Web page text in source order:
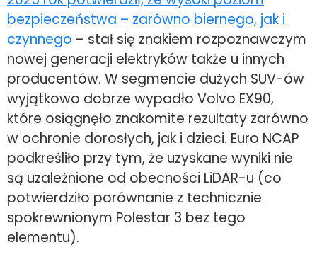
bezpieczeństwa – zarówno biernego, jak i
czynnego – stał się znakiem rozpoznawczym
nowej generacji elektryków także u innych
producentów. W segmencie dużych SUV-ów
wyjątkowo dobrze wypadło Volvo EX90,
które osiągnęło znakomite rezultaty zarówno
w ochronie dorosłych, jak i dzieci. Euro NCAP
podkreśliło przy tym, że uzyskane wyniki nie
są uzależnione od obecności LiDAR-u (co
potwierdziło porównanie z technicznie
spokrewnionym Polestar 3 bez tego
elementu).